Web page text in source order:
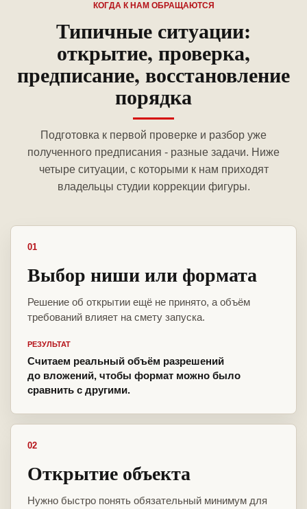
КОГДА К НАМ ОБРАЩАЮТСЯ
Типичные ситуации:
открытие, проверка,
предписание, восстановление
порядка
Подготовка к первой проверке и разбор уже
полученного предписания - разные задачи. Ниже
четыре ситуации, с которыми к нам приходят
владельцы студии коррекции фигуры.
01
Выбор ниши или формата
Решение об открытии ещё не принято, а объём
требований влияет на смету запуска.
РЕЗУЛЬТАТ
Считаем реальный объём разрешений
до вложений, чтобы формат можно было
сравнить с другими.
02
Открытие объекта
Нужно быстро понять обязательный минимум для